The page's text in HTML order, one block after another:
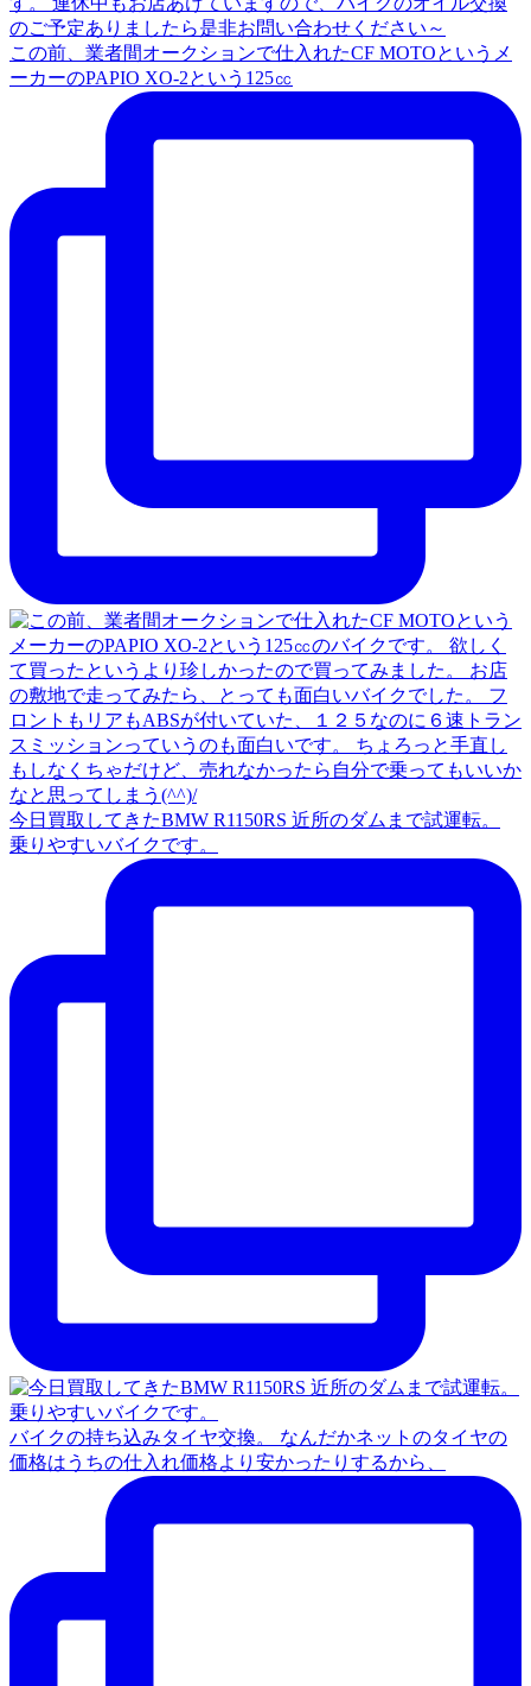
この前、業者間オークションで仕入れたCF MOTOというメ
ーカーのPAPIO XO-2という125㏄
今日買取してきたBMW R1150RS 近所のダムまで試運転。
乗りやすいバイクです。
バイクの持ち込みタイヤ交換。 なんだかネットのタイヤの
価格はうちの仕入れ価格より安かったりするから、